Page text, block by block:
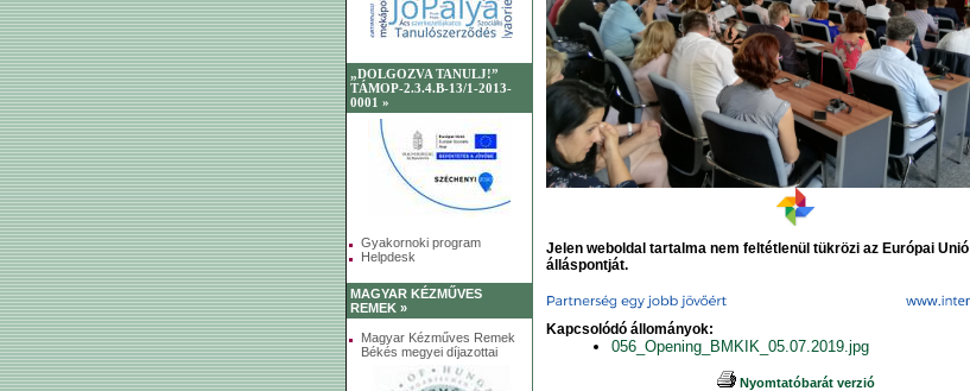
„DOLGOZVA TANULJ!”
TÁMOP-2.3.4.B-13/1-2013-
0001 »
Gyakornoki program
Helpdesk
MAGYAR KÉZMŰVES
REMEK »
Magyar Kézműves Remek
Békés megyei díjazottai
Jelen weboldal tartalma nem feltétlenül tükrözi az Európai Unió
álláspontját.
Kapcsolódó állományok:
056_Opening_BMKIK_05.07.2019.jpg
Nyomtatóbarát verzió